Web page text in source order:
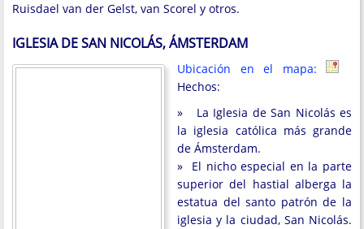
Ruisdael van der Gelst, van Scorel y otros.
IGLESIA DE SAN NICOLÁS, ÁMSTERDAM
Ubicación en el mapa:
Hechos:
» La Iglesia de San Nicolás es
la iglesia católica más grande
de Ámsterdam.
» El nicho especial en la parte
superior del hastial alberga la
estatua del santo patrón de la
iglesia y la ciudad, San Nicolás.